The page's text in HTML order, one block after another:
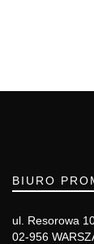
BIURO
ul. Resorowa
02-956